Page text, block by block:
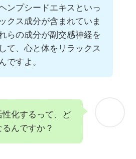
ンプシードエキスといっ
クス成分が含まれていま
らの成分が副交感神経を
て、心と体をリラックス
ですよ。
化するって、ど
んですか？